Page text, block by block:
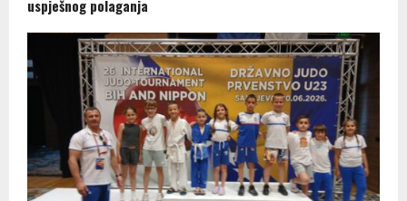
uspješnog polaganja